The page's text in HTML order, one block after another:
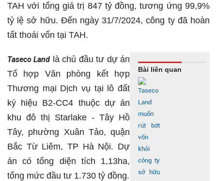
TAH với tổng giá trị 847 tỷ đồng, tương ứng 99,9%
tỷ lệ sở hữu. Đến ngày 31/7/2024, công ty đã hoàn
tất thoái vốn tại TAH.
Bài liên quan
Taseco Land là chủ đầu tư dự án
Tổ hợp Văn phòng kết hợp
Thương mại Dịch vụ tại lô đất
ký hiệu B2-CC4 thuộc dự án
khu đô thị Starlake - Tây Hồ
Tây, phường Xuân Tảo, quận
Bắc Từ Liêm, TP Hà Nội. Dự
án có tổng diện tích 1,13ha,
tổng mức đầu tư 1.730 tỷ đồng.